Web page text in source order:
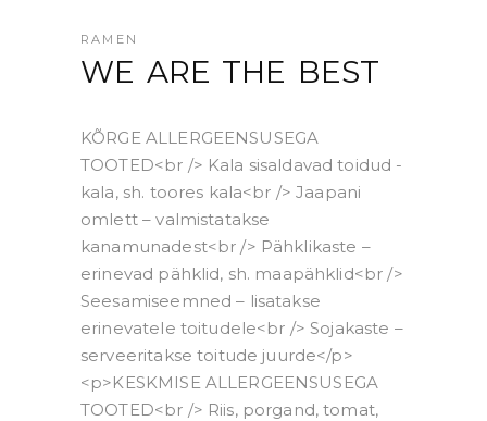
RAMEN
WE ARE THE BEST
KÕRGE ALLERGEENSUSEGA
TOOTED<br /> Kala sisaldavad toidud -
kala, sh. toores kala<br /> Jaapani
omlett – valmistatakse
kanamunadest<br /> Pähklikaste –
erinevad pähklid, sh. maapähklid<br />
Seesamiseemned – lisatakse
erinevatele toitudele<br /> Sojakaste –
serveeritakse toitude juurde</p>
<p>KESKMISE ALLERGEENSUSEGA
TOOTED<br /> Riis, porgand, tomat,